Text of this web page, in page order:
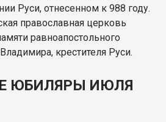
Руси, отнесенном к 988 году.
православная церковь
равноапостольного
крестителя Руси.
ЮБИЛЯРЫ ИЮЛЯ